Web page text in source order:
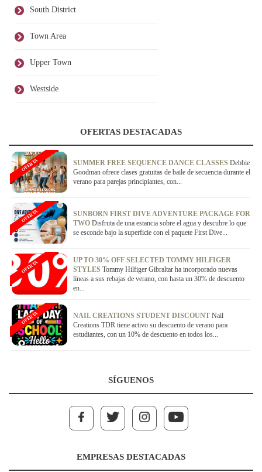
South District
Town Area
Upper Town
Westside
OFERTAS DESTACADAS
SUMMER FREE SEQUENCE DANCE CLASSES Debbie
Goodman ofrece clases gratuitas de baile de secuencia durante el
verano para parejas principiantes, con...
OFERTA
SUNBORN FIRST DIVE ADVENTURE PACKAGE FOR
TWO Disfruta de una estancia sobre el agua y descubre lo que
se esconde bajo la superficie con el paquete First Dive...
OFERTA
UP TO 30% OFF SELECTED TOMMY HILFIGER
STYLES Tommy Hilfiger Gibraltar ha incorporado nuevas
líneas a sus rebajas de verano, con hasta un 30% de descuento
en...
OFERTA
NAIL CREATIONS STUDENT DISCOUNT Nail
Creations TDR tiene activo su descuento de verano para
estudiantes, con un 10% de descuento en todos los...
OFERTA
SÍGUENOS
EMPRESAS DESTACADAS